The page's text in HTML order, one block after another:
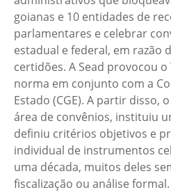
goianas e 10 entidades de
parlamentares e celebrar
estadual e federal, em razão
certidões. A Sead provocou o
norma em conjunto com a
Estado (CGE). A partir disso,
área de convênios, instituiu
definiu critérios objetivos e
individual de instrumentos
uma década, muitos deles
fiscalização ou análise formal.